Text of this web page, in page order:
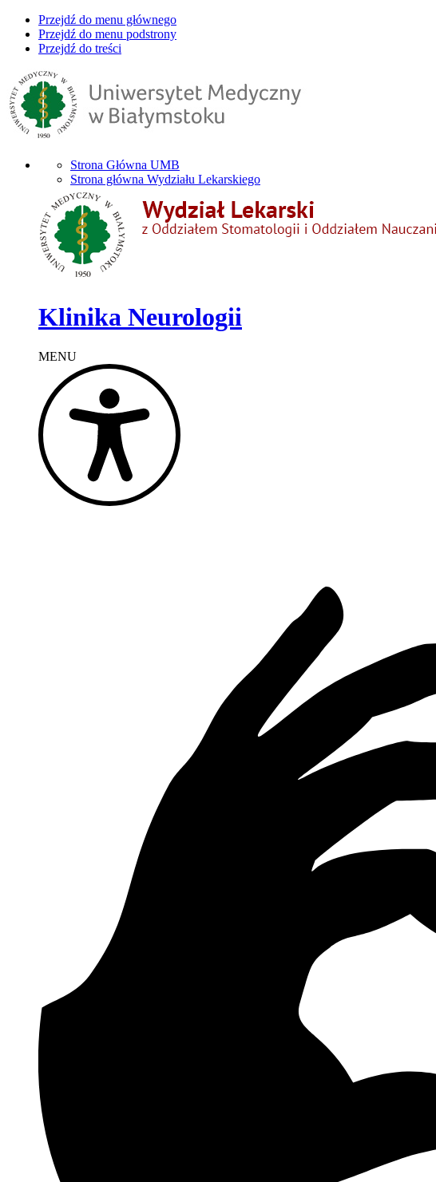
Przejdź do menu głównego
Przejdź do menu podstrony
Przejdź do treści
Strona Główna UMB
Strona główna Wydziału Lekarskiego
Klinika Neurologii
MENU